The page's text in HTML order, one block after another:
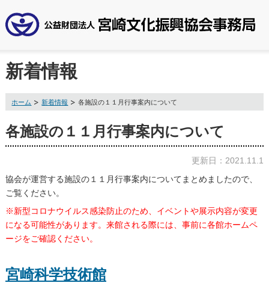
新着情報
ホーム 新着情報 各施設の１１月行事案内について
各施設の１１月行事案内について
更新日：2021.11.1
協会が運営する施設の１１月行事案内についてまとめましたので、
ご覧ください。
※新型コロナウイルス感染防止のため、イベントや展示内容が変更
になる可能性があります。来館される際には、事前に各館ホームペ
ージをご確認ください。
宮崎科学技術館